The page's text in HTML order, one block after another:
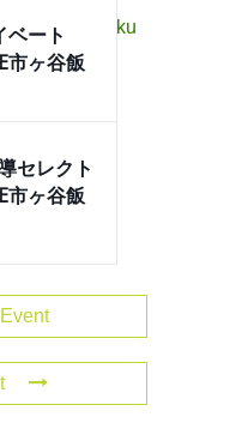
ベート
市ヶ谷飯
セレクト
市ヶ谷飯